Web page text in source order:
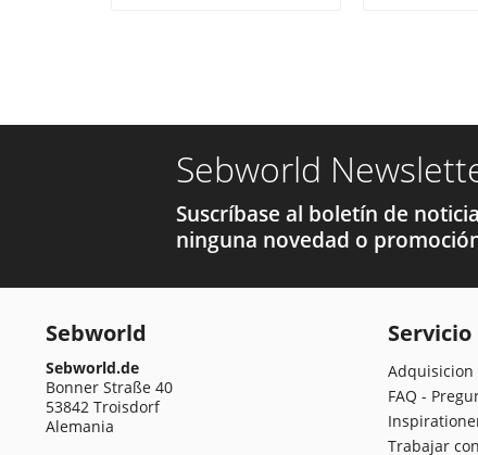
Sebworld
Suscríbase al boletín de
ninguna novedad o
Sebworld
Sebworld.de
Bonner Straße 40
53842 Troisdorf
Alemania
Servicio
Adquisicion
FAQ -
Trabajar